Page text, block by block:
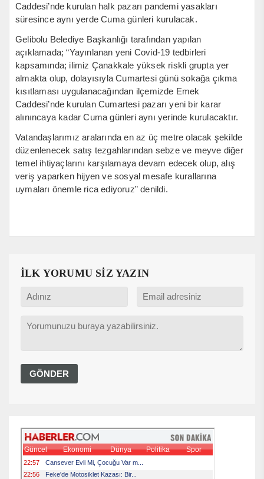
Caddesi’nde kurulan halk pazarı pandemi yasakları
süresince aynı yerde Cuma günleri kurulacak.
Gelibolu Belediye Başkanlığı tarafından yapılan
açıklamada; “Yayınlanan yeni Covid-19 tedbirleri
kapsamında; ilimiz Çanakkale yüksek riskli grupta yer
almakta olup, dolayısıyla Cumartesi günü sokağa çıkma
kısıtlaması uygulanacağından ilçemizde Emek
Caddesi’nde kurulan Cumartesi pazarı yeni bir karar
alınıncaya kadar Cuma günleri aynı yerinde kurulacaktır.
Vatandaşlarımız aralarında en az üç metre olacak şekilde
düzenlenecek satış tezgahlarından sebze ve meyve diğer
temel ihtiyaçlarını karşılamaya devam edecek olup, alış
veriş yaparken hijyen ve sosyal mesafe kurallarına
uymaları önemle rica ediyoruz” denildi.
İLK YORUMU SİZ YAZIN